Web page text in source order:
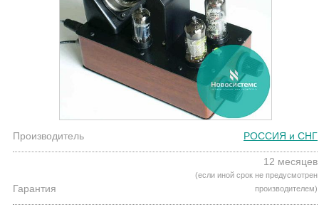
Производитель РОССИЯ и СНГ
Гарантия
12 месяцев
(если иной срок не предусмотрен
производителем)